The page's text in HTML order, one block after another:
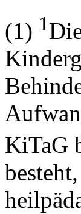
(1) 1
KiTaG